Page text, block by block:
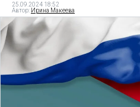
25.09.2024 18:52
Автор: Ирина Макеева